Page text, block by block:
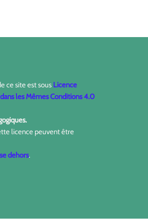
ce site est sous Licence
les Mêmes Conditions 4.0
licence peuvent être
dehors.